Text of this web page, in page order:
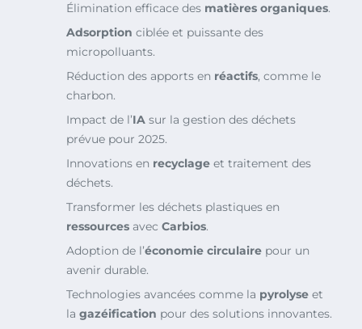
Élimination efficace des matières organiques.
Adsorption ciblée et puissante des
micropolluants.
Réduction des apports en réactifs, comme le
charbon.
Impact de l’IA sur la gestion des déchets
prévue pour 2025.
Innovations en recyclage et traitement des
déchets.
Transformer les déchets plastiques en
ressources avec Carbios.
Adoption de l’économie circulaire pour un
avenir durable.
Technologies avancées comme la pyrolyse et
la gazéification pour des solutions innovantes.